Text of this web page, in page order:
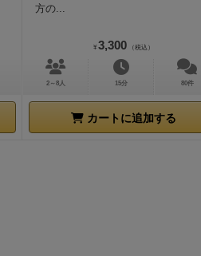
方の...
¥ 3,300 （税込）
2～8人 15分 80件
カートに追加する